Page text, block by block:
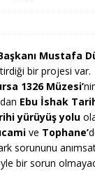
Mustafa
bir projesi var.
1326 Müzesi’
Ebu İshak
yürüyüş yolu
ve Tophane’
sorununu
bir sorun